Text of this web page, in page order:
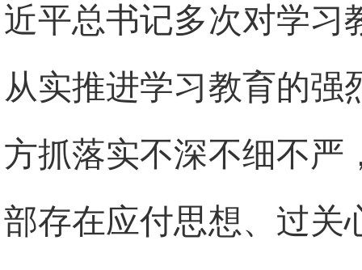
近平总书记多次对学习
从实推进学习教育的强
方抓落实不深不细不严
部存在应付思想、过关